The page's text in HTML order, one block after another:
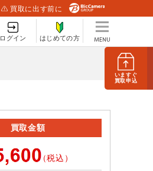
いますぐ
買取申込
買取に出す前に
ログイン はじめての方
買取金額
（税込）